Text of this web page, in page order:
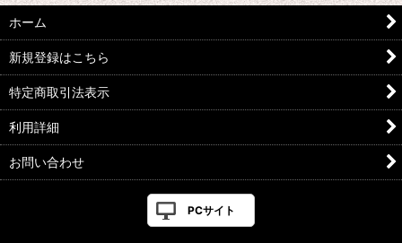
ホーム
新規登録はこちら
特定商取引法表示
利用詳細
お問い合わせ
PCサイト